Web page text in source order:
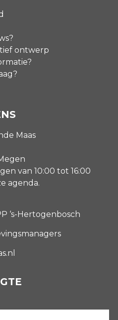
ontwerp
Maas
van 10:00 tot 16:00
agenda.
‘s-Hertogenbosch